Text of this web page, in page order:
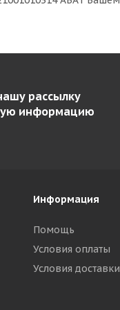
рассылку
информацию
Информация
Помощь
Условия оплаты
Условия доставки